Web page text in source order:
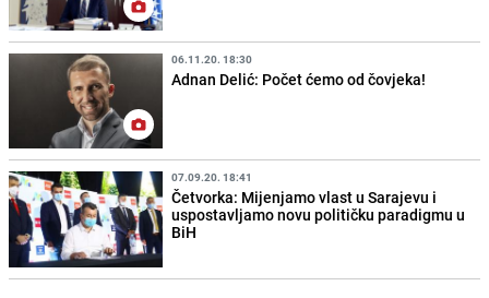
06.11.20. 18:30
Adnan Delić: Počet ćemo od čovjeka!
07.09.20. 18:41
Četvorka: Mijenjamo vlast u Sarajevu i
uspostavljamo novu političku paradigmu u
BiH